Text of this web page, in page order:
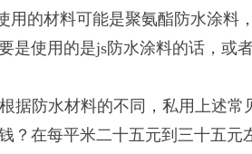
材料可能是聚氨酯防水涂料
使用的是js防水涂料的话，或
防水材料的不同，私用上述常
在每平米二十五元到三十五